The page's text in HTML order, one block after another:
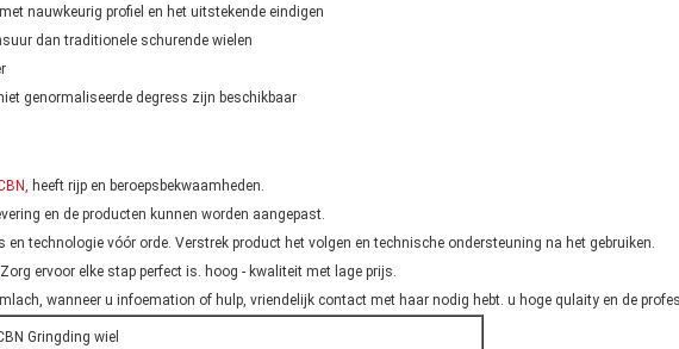
nauwkeurig profiel en het uitstekende eindigen
dan traditionele schurende wielen
genormaliseerde degress zijn beschikbaar
heeft rijp en beroepsbekwaamheden.
en de producten kunnen worden aangepast.
en technologie vóór orde. Verstrek product het volgen en technische ondersteuning na het gebruiken.
Zorg ervoor elke stap perfect is. hoog - kwaliteit met lage prijs.
wanneer u infoemation of hulp, vriendelijk contact met haar nodig hebt. u hoge qulaity en de
Gringding wiel